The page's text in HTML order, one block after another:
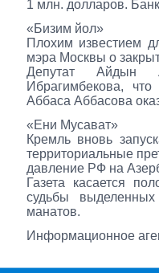
1 млн. долларов.
«Бизим йол»
Плохим известием
мэра Москвы о
Депутат Айдын
Ибрагимбекова,
Аббаса Аббасова
«Ени Мусават»
Кремль вновь
территориальные
давление РФ на
Газета касается
судьбы
манатов.
Информационное